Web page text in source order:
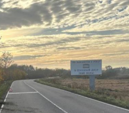
Фотокадры,
как
Калининград
завалило
после
снежного